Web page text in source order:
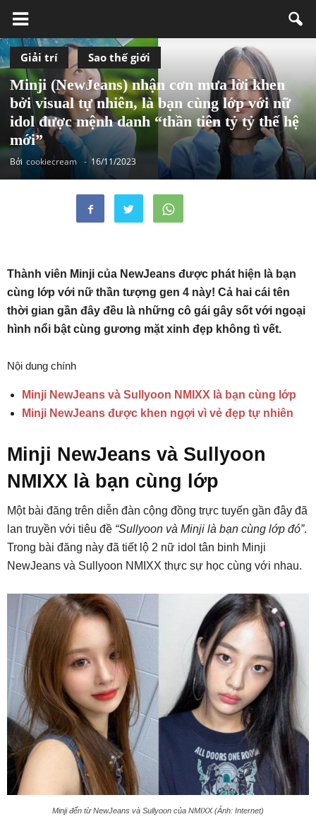
Giải trí Sao thế giới
Minji (NewJeans) nhận cơn mưa lời khen
bởi visual tự nhiên, là bạn cùng lớp với nữ
idol được mệnh danh “thần tiên tỷ tỷ thế hệ
mới”
Bởi cookiecream - 16/11/2023
Thành viên Minji của NewJeans được phát hiện là bạn
cùng lớp với nữ thần tượng gen 4 này! Cả hai cái tên
thời gian gần đây đều là những cô gái gây sốt với ngoại
hình nổi bật cùng gương mặt xinh đẹp không tì vết.
Nội dung chính
Minji NewJeans và Sullyoon NMIXX là bạn cùng lớp
Minji NewJeans được khen ngợi vì vẻ đẹp tự nhiên
Minji NewJeans và Sullyoon
NMIXX là bạn cùng lớp
Một bài đăng trên diễn đàn cộng đồng trực tuyến gần đây đã
lan truyền với tiêu đề “Sullyoon và Minji là bạn cùng lớp đó”.
Trong bài đăng này đã tiết lộ 2 nữ idol tân binh Minji
NewJeans và Sullyoon NMIXX thực sự học cùng với nhau.
Minji đến từ NewJeans và Sullyoon của NMIXX (Ảnh: Internet)